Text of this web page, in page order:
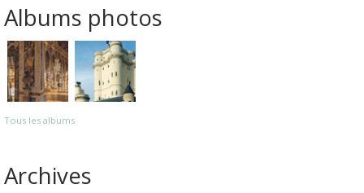
Albums photos
Tous les albums
Archives